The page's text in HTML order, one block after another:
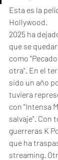
Esta es la
Hollywood.
2025 ha
que se
como
otra". En el
sido un año
tuviera
con "Intensa
salvaje". Con
guerreras K
que ha
streaming.